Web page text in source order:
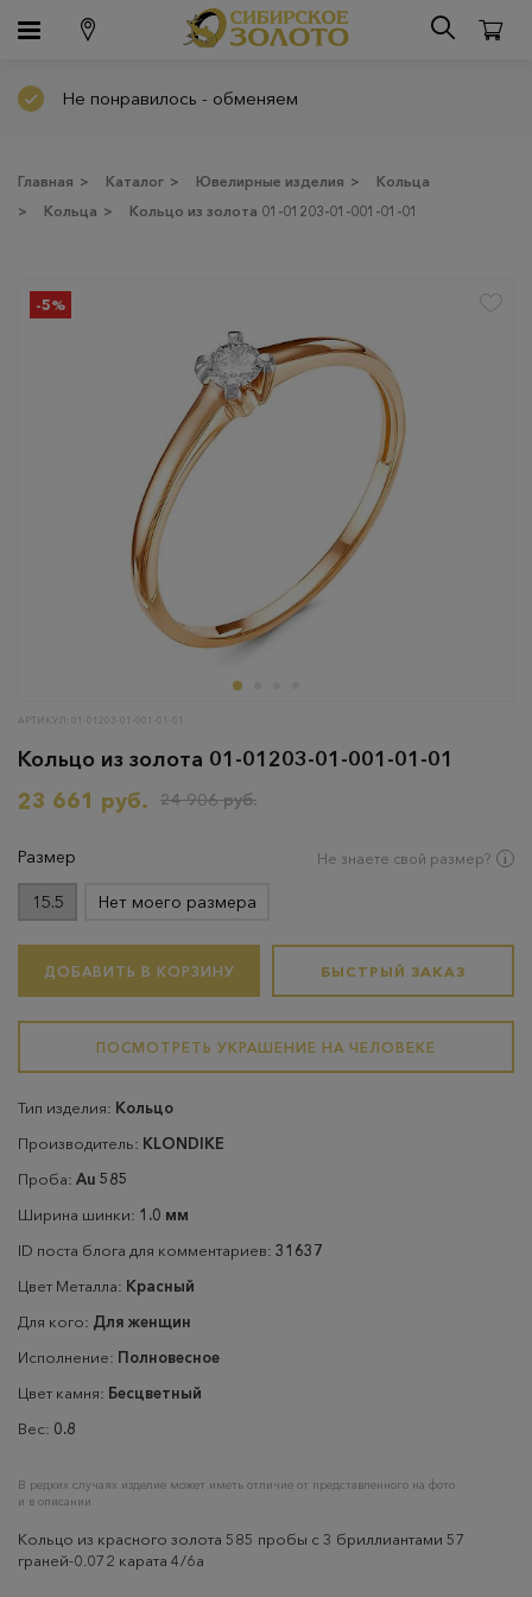
Не понравилось - обменяем
Главная > Каталог > Ювелирные изделия >
Кольца
>
Кольца > Кольцо из золота 01-01203-01-001-01-01
-5%
АРТИКУЛ: 01-01203-01-001-01-01
Кольцо из золота 01-01203-01-001-01-01
23 661 руб.
24 906 руб.
Размер Не знаете свой размер?
15.5 Нет моего размера
ДОБАВИТЬ В КОРЗИНУ БЫСТРЫЙ ЗАКАЗ
ПОСМОТРЕТЬ УКРАШЕНИЕ НА ЧЕЛОВЕКЕ
Тип изделия: Кольцо
Производитель: KLONDIKE
Проба: Au 585
Ширина шинки: 1.0 мм
ID поста блога для комментариев: 31637
Цвет Металла: Красный
Для кого: Для женщин
Исполнение: Полновесное
Цвет камня: Бесцветный
Вес: 0.8
В редких случаях изделие может иметь отличие от представленного на фото
и в описании
Кольцо из красного золота 585 пробы с 3 бриллиантами 57
граней-0.072 карата 4/6а